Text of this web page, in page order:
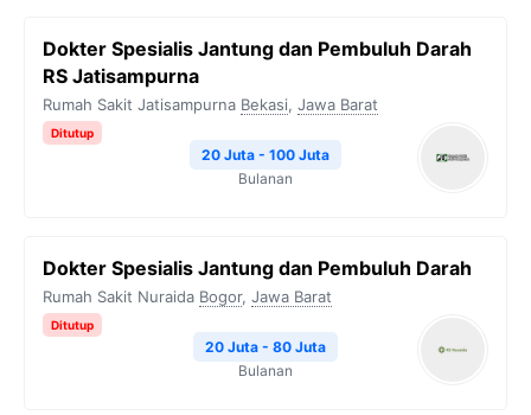
o
k
e
r
a
A
i
n
Dokter Spesialis Jantung dan Pembuluh Darah
RS Jatisampurna
Rumah Sakit Jatisampurna Bekasi, Jawa Barat
Ditutup
20 Juta - 100 Juta
Bulanan
Dokter Spesialis Jantung dan Pembuluh Darah
Rumah Sakit Nuraida Bogor, Jawa Barat
Ditutup
20 Juta - 80 Juta
Bulanan